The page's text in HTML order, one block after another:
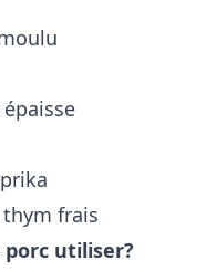
thym frais
utiliser?